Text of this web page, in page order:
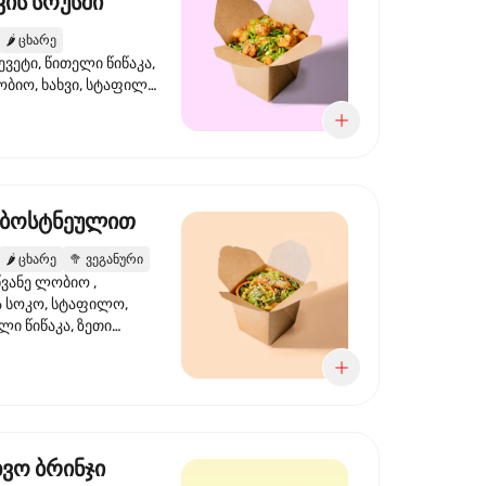
🌶️ ცხარე
წითელი წიწაკა,
ხახვი, სტაფილო,
ნიორი
🌶️ ცხარე 🥦 ვეგანური
ლობიო ,
სოკო, სტაფილო,
წიწაკა, ზეთი
ბრინჯი